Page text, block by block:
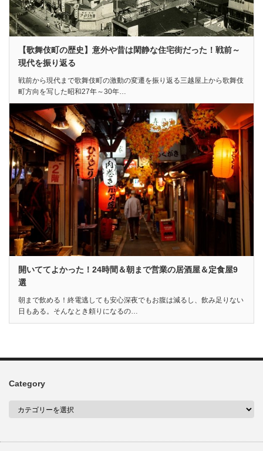
【歌舞伎町の歴史】意外や昔は閑静な住宅街だった！戦前～
現代を振り返る
戦前から現代まで歌舞伎町の激動の変遷を振り返る三越屋上から歌舞伎
町方向を写した昭和27年～30年…
開いててよかった！24時間＆朝まで営業の居酒屋＆定食屋9
選
朝まで飲める！終電逃しても安心深夜でもお腹は減るし、飲み足りない
日もある。そんなとき頼りになるの…
Category